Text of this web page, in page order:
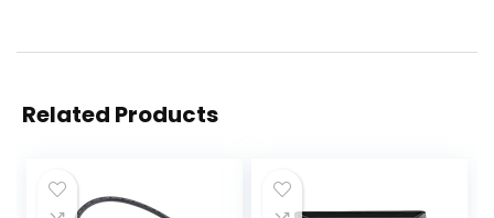
Related Products